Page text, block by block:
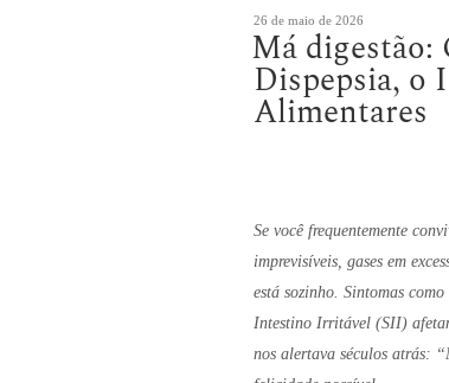
Publicado
em
26 de maio de 2026
Má digestão:
Dispepsia, o
Alimentares
Se você frequentemente
imprevisíveis, gases em
está sozinho. Sintomas
Intestino Irritável (SII)
nos alertava séculos atrás: